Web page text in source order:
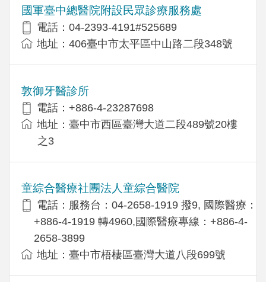
國軍臺中總醫院附設民眾診療服務處
電話：04-2393-4191#525689
地址：406臺中市太平區中山路二段348號
敦御牙醫診所
電話：+886-4-23287698
地址：臺中市西區臺灣大道二段489號20樓
之3
童綜合醫療社團法人童綜合醫院
電話：服務台：04-2658-1919 撥9, 國際醫療：
+886-4-1919 轉4960,國際醫療專線：+886-4-
2658-3899
地址：臺中市梧棲區臺灣大道八段699號